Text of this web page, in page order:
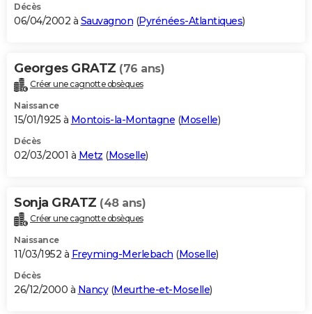
Décès
06/04/2002 à Sauvagnon (Pyrénées-Atlantiques)
Georges GRATZ (76 ans)
Créer une cagnotte obsèques
Naissance
15/01/1925 à Montois-la-Montagne (Moselle)
Décès
02/03/2001 à Metz (Moselle)
Sonja GRATZ (48 ans)
Créer une cagnotte obsèques
Naissance
11/03/1952 à Freyming-Merlebach (Moselle)
Décès
26/12/2000 à Nancy(Meurthe-et-Moselle)